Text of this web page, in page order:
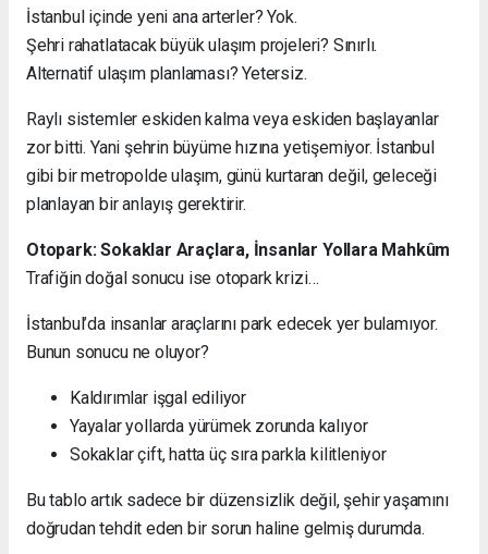
İstanbul içinde yeni ana arterler? Yok.
Şehri rahatlatacak büyük ulaşım projeleri? Sınırlı.
Alternatif ulaşım planlaması? Yetersiz.
Raylı sistemler eskiden kalma veya eskiden başlayanlar
zor bitti. Yani şehrin büyüme hızına yetişemiyor. İstanbul
gibi bir metropolde ulaşım, günü kurtaran değil, geleceği
planlayan bir anlayış gerektirir.
Otopark: Sokaklar Araçlara, İnsanlar Yollara Mahkûm
Trafiğin doğal sonucu ise otopark krizi…
İstanbul’da insanlar araçlarını park edecek yer bulamıyor.
Bunun sonucu ne oluyor?
Kaldırımlar işgal ediliyor
Yayalar yollarda yürümek zorunda kalıyor
Sokaklar çift, hatta üç sıra parkla kilitleniyor
Bu tablo artık sadece bir düzensizlik değil, şehir yaşamını
doğrudan tehdit eden bir sorun haline gelmiş durumda.